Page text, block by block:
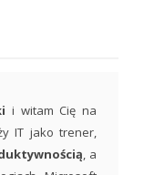
i witam Cię na
IT jako trener,
, a